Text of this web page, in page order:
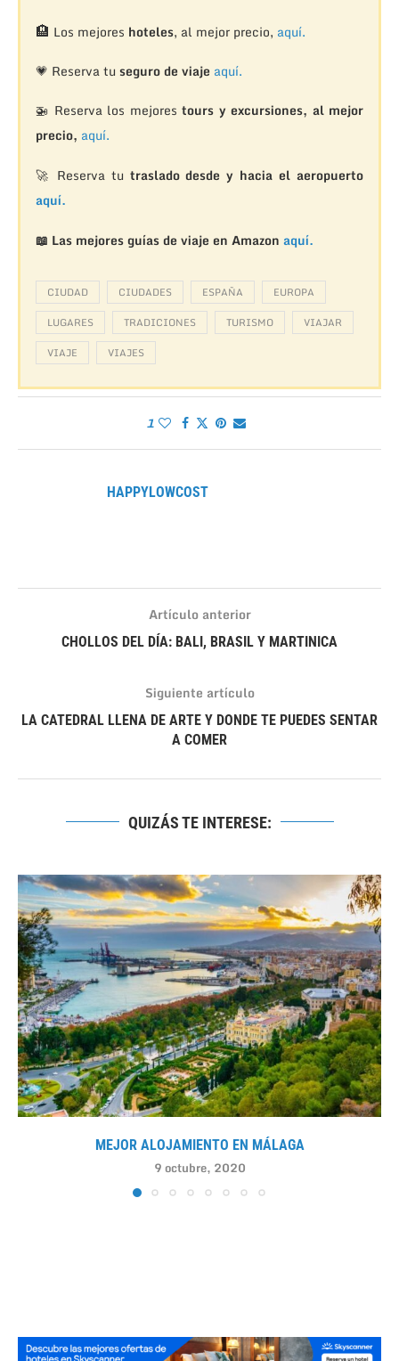
🏨 Los mejores hoteles, al mejor precio, aquí.
💗 Reserva tu seguro de viaje aquí.
🚁 Reserva los mejorestours y excursiones, al mejor
precio, aquí.
🚀 Reserva tu traslado desde y hacia el aeropuerto
aquí.
📖 Las mejores guías de viaje en Amazon aquí.
CIUDAD CIUDADES ESPAÑA
EUROPA
LUGARES
TRADICIONES TURISMO
VIAJAR
VIAJE
VIAJES
1
HAPPYLOWCOST
Artículo anterior
CHOLLOS DEL DÍA: BALI, BRASIL Y MARTINICA
Siguiente artículo
LA CATEDRAL LLENA DE ARTE Y DONDE TE PUEDES SENTAR
A COMER
QUIZÁS TE INTERESE:
MEJOR ALOJAMIENTO EN MÁLAGA
9 octubre, 2020